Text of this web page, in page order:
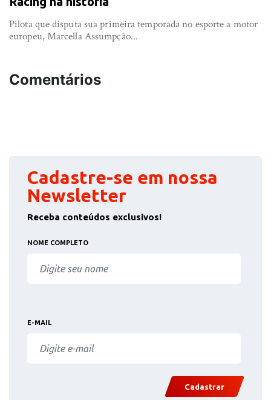
Pilota que disputa sua primeira temporada no esporte a motor
europeu, Marcella Assumpção...
Comentários
Cadastre-se em nossa
Newsletter
Receba conteúdos exclusivos!
NOME COMPLETO
E-MAIL
Cadastrar